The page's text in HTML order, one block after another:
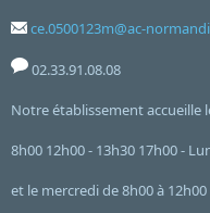
ce.0500123m@ac-
02.33.91.08.08
Notre établissement accueille
8h00 12h00 - 13h30 17h00 -
et le mercredi de 8h00 à 12h00